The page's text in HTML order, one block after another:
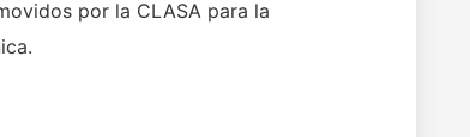
por la CLASA para la